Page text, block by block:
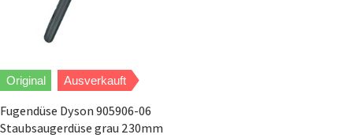
Original Ausverkauft
Fugendüse Dyson 905906-06
Staubsaugerdüse grau 230mm